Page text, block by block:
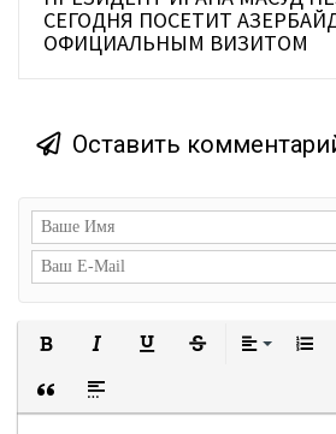
СЕГОДНЯ ПОСЕТИТ
ОФИЦИАЛЬНЫМ ВИЗИТОМ
Оставить
Вставка цитаты
Вставка спойлера